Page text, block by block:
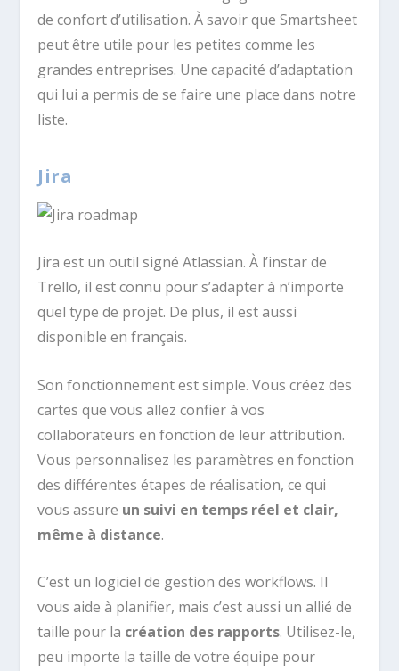
de confort d’utilisation. À savoir que Smartsheet
peut être utile pour les petites comme les
grandes entreprises. Une capacité d’adaptation
qui lui a permis de se faire une place dans notre
liste.
Jira
Jira est un outil signé Atlassian. À l’instar de
Trello, il est connu pour s’adapter à n’importe
quel type de projet. De plus, il est aussi
disponible en français.
Son fonctionnement est simple. Vous créez des
cartes que vous allez confier à vos
collaborateurs en fonction de leur attribution.
Vous personnalisez les paramètres en fonction
des différentes étapes de réalisation, ce qui
vous assure un suivi en temps réel et clair,
même à distance.
C’est un logiciel de gestion des workflows. Il
vous aide à planifier, mais c’est aussi un allié de
taille pour la création des rapports. Utilisez-le,
peu importe la taille de votre équipe pour